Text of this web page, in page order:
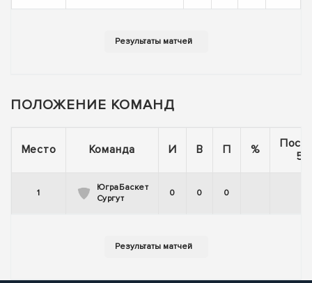
ПОЛОЖЕНИЕ КОМАНД
Место Команда И В П %
5
1
ЮграБаскет
Сургут
0 0 0